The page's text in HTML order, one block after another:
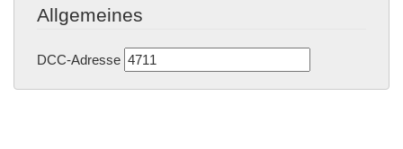
Allgemeines
DCC-Adresse